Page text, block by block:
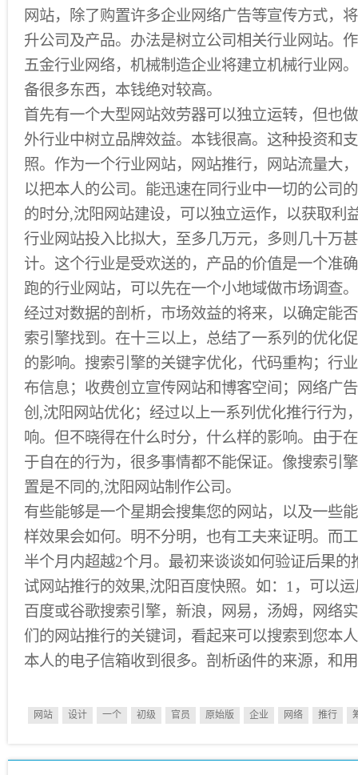
网站，除了购置许多企业网络广告等宣传方式，
升公司及产品。办法是树立公司相关行业网站。
五金行业网络，机械制造企业将建立机械行业网
备很多东西，本钱绝对较高。
首先有一个大型网站效劳器可以独立运转，但也
外行业中树立品牌效益。本钱很高。这种投资和
照。作为一个行业网站，网站推行，网站流量大
以把本人的公司。能迅速在同行业中一切的公司
的时分,沈阳网站建设，可以独立运作，以获取利
行业网站投入比拟大，至多几万元，多则几十万
计。这个行业是受欢送的，产品的价值是一个准
跑的行业网站，可以先在一个小地域做市场调查。
经过对数据的剖析，市场效益的将来，以确定能
索引擎找到。在十三以上，总结了一系列的优化
的影响。搜索引擎的关键字优化，代码重构；行
布信息；收费创立宣传网站和博客空间；网络广
创,沈阳网站优化；经过以上一系列优化推行行为
响。但不晓得在什么时分，什么样的影响。由于
于自在的行为，很多事情都不能保证。像搜索引
置是不同的,沈阳网站制作公司。
有些能够是一个星期会搜集您的网站，以及一些
样效果会如何。明不分明，也有工夫来证明。而
半个月内超越2个月。最初来谈谈如何验证后果的
试网站推行的效果,沈阳百度快照。如：1，可以
百度或谷歌搜索引擎，新浪，网易，汤姆，网络
们的网站推行的关键词，看起来可以搜索到您本
本人的电子信箱收到很多。剖析函件的来源，和
网站 设计 一个 初级 官员 原始版 企业 网络 推行